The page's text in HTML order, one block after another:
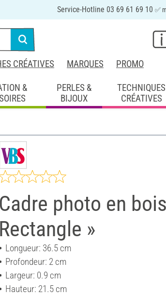
Service-Hotline 03 69 61 69 10 ✅
CRÉATIVES MARQUES PROMO
&
PERLES &
BIJOUX
TECHNIQUES
CRÉATIVES
Cadre photo en
Rectangle »
Longueur: 36.5 cm
Profondeur: 2 cm
Largeur: 0.9 cm
Hauteur: 21.5 cm